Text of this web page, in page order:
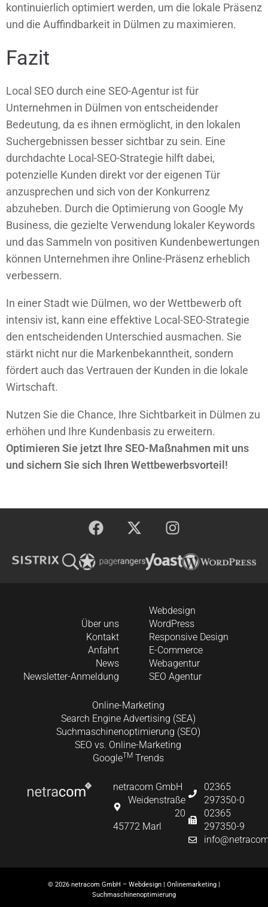
kontinuierlich optimiert werden, um die lokale Präsenz
und die Auffindbarkeit in Dülmen zu maximieren.
Fazit
Local SEO durch eine SEO-Agentur ist für
Unternehmen in Dülmen von entscheidender
Bedeutung, da es ihnen ermöglicht, in den lokalen
Suchergebnissen besser sichtbar zu sein. Eine
durchdachte Local-SEO-Strategie hilft dabei,
potenzielle Kunden direkt vor der eigenen Tür
anzusprechen und sich von der Konkurrenz
abzuheben. Durch die Optimierung von Google My
Business, die gezielte Verwendung lokaler Keywords
und das Sammeln von positiven Kundenbewertungen
können Unternehmen ihre Online-Präsenz erheblich
verbessern.
In einer Stadt wie Dülmen, wo der Wettbewerb oft
intensiv ist, kann eine effektive Local-SEO-Strategie
den entscheidenden Unterschied ausmachen. Sie
stärkt nicht nur die Markenbekanntheit, sondern
fördert auch das Vertrauen der Kunden in die lokale
Wirtschaft.
Nutzen Sie die Chance, Ihre Sichtbarkeit in Dülmen zu
erhöhen und Ihre Kundenbasis zu erweitern.
Optimieren Sie jetzt Ihre SEO-Maßnahmen mit uns
und sichern Sie sich Ihren Wettbewerbsvorteil!
Über uns
Kontakt
Anfahrt
News
Newsletter-Anmeldung
Webdesign
WordPress
Responsive Design
E-Commerce
Webagentur
SEO Agentur
Online-Marketing
Search Engine Advertising (SEA)
Suchmaschinenoptimierung (SEO)
SEO vs. Online-Marketing
GoogleTMTrends
netracom GmbH
Weidenstraße
20
45772 Marl
02365
297350-0
02365
297350-9
© 2026 netracom GmbH – Webdesign | Onlinemarketing |
Suchmaschinenoptimierung